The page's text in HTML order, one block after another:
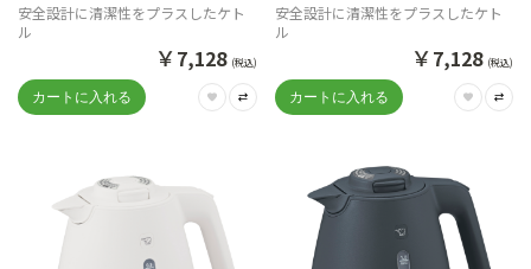
安全設計に清潔性をプラスしたケト
ル
￥7,128 (税込)
安全設計に清潔性をプラスしたケト
ル
￥7,128 (税込)